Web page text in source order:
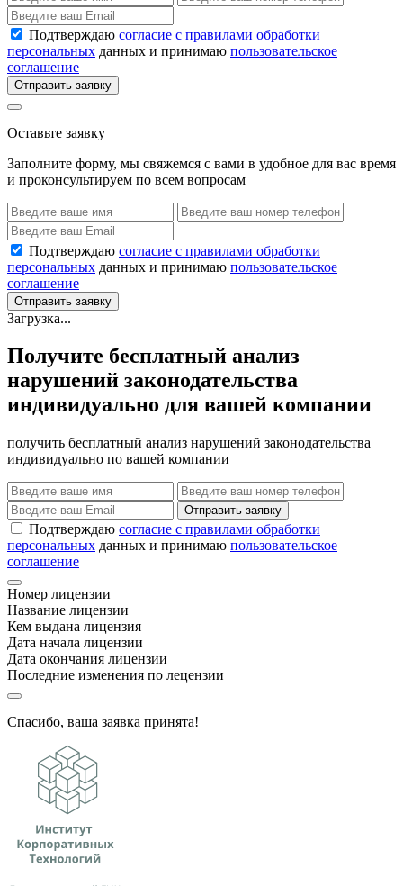
Подтверждаю согласие с правилами обработки
персональных данных и принимаю пользовательское
соглашение
Отправить заявку
Оставьте заявку
Заполните форму, мы свяжемся с вами в удобное для вас время
и проконсультируем по всем вопросам
Подтверждаю согласие с правилами обработки
персональных данных и принимаю пользовательское
соглашение
Отправить заявку
Загрузка...
Получите бесплатный анализ
нарушений законодательства
индивидуально для вашей компании
получить бесплатный анализ нарушений законодательства
индивидуально по вашей компании
Отправить заявку
Подтверждаю согласие с правилами обработки
персональных данных и принимаю пользовательское
соглашение
Номер лицензии
Название лицензии
Кем выдана лицензия
Дата начала лицензии
Дата окончания лицензии
Последние изменения по лецензии
Спасибо, ваша заявка принята!